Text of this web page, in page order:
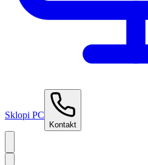
Sklopi PC
Kontakt